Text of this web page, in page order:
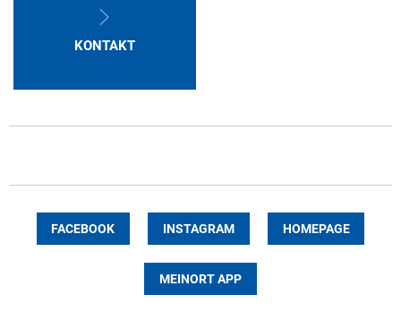
KONTAKT
FACEBOOK INSTAGRAM HOMEPAGE
MEINORT APP